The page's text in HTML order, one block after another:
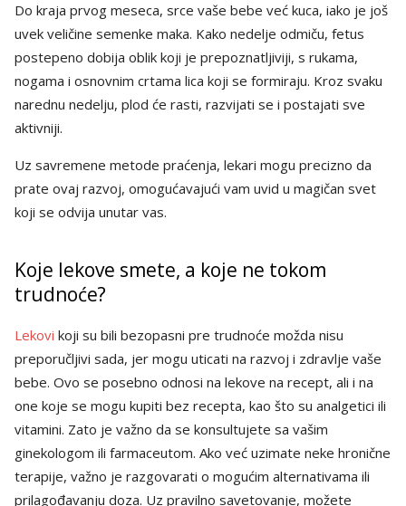
Do kraja prvog meseca, srce vaše bebe već kuca, iako je još
uvek veličine semenke maka. Kako nedelje odmiču, fetus
postepeno dobija oblik koji je prepoznatljiviji, s rukama,
nogama i osnovnim crtama lica koji se formiraju. Kroz svaku
narednu nedelju, plod će rasti, razvijati se i postajati sve
aktivniji.
Uz savremene metode praćenja, lekari mogu precizno da
prate ovaj razvoj, omogućavajući vam uvid u magičan svet
koji se odvija unutar vas.
Koje lekove smete, a koje ne tokom
trudnoće?
Lekovi koji su bili bezopasni pre trudnoće možda nisu
preporučljivi sada, jer mogu uticati na razvoj i zdravlje vaše
bebe. Ovo se posebno odnosi na lekove na recept, ali i na
one koje se mogu kupiti bez recepta, kao što su analgetici ili
vitamini. Zato je važno da se konsultujete sa vašim
ginekologom ili farmaceutom. Ako već uzimate neke hronične
terapije, važno je razgovarati o mogućim alternativama ili
prilagođavanju doza. Uz pravilno savetovanje, možete